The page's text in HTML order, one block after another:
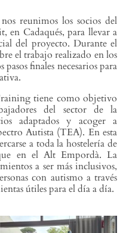
reunimos los socios del
en Cadaqués, para llevar a
del proyecto. Durante el
el trabajo realizado en los
finales necesarios para
tiene como objetivo
del sector de la
adaptados y acoger a
Autista (TEA). En esta
a toda la hostelería de
en el Alt Empordà. La
a ser más inclusivos,
con autismo a través
útiles para el día a día.